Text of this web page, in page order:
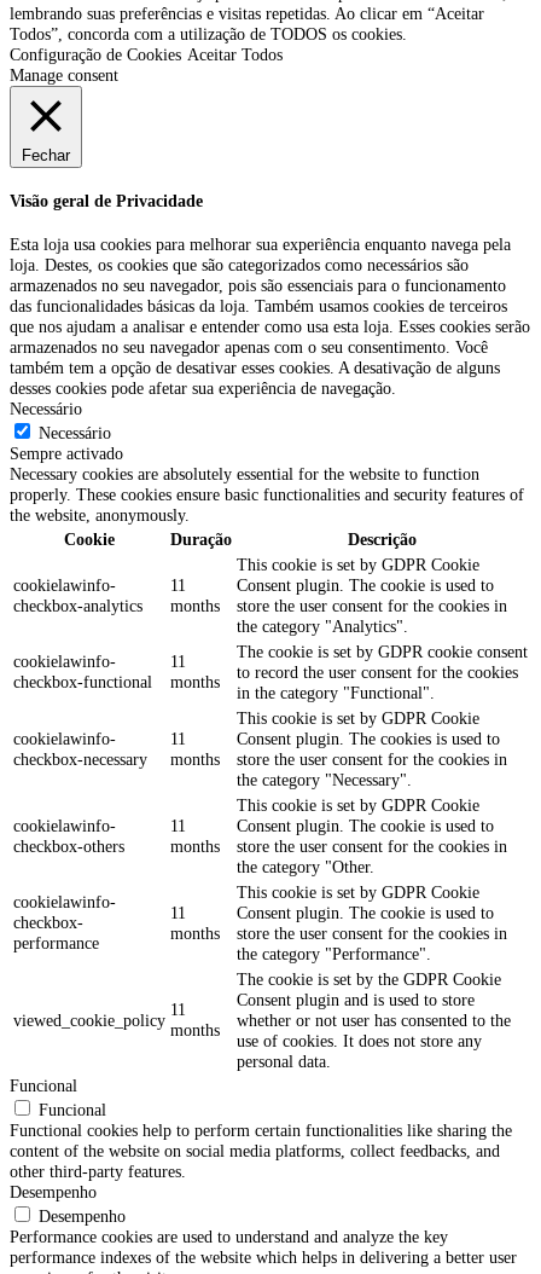
lembrando suas preferências e visitas repetidas. Ao clicar em “Aceitar
Todos”, concorda com a utilização de TODOS os cookies.
Configuração de Cookies Aceitar Todos
Manage consent
Fechar
Visão geral de Privacidade
Esta loja usa cookies para melhorar sua experiência enquanto navega pela
loja. Destes, os cookies que são categorizados como necessários são
armazenados no seu navegador, pois são essenciais para o funcionamento
das funcionalidades básicas da loja. Também usamos cookies de terceiros
que nos ajudam a analisar e entender como usa esta loja. Esses cookies serão
armazenados no seu navegador apenas com o seu consentimento. Você
também tem a opção de desativar esses cookies. A desativação de alguns
desses cookies pode afetar sua experiência de navegação.
Necessário
Necessário
Sempre activado
Necessary cookies are absolutely essential for the website to function
properly. These cookies ensure basic functionalities and security features of
the website, anonymously.
Cookie
Duração Descrição
cookielawinfo-
checkbox-analytics
11
months
This cookie is set by GDPR Cookie
Consent plugin. The cookie is used to
store the user consent for the cookies in
the category "Analytics".
cookielawinfo-
checkbox-functional
11
months
The cookie is set by GDPR cookie consent
to record the user consent for the cookies
in the category "Functional".
cookielawinfo-
checkbox-necessary
11
months
This cookie is set by GDPR Cookie
Consent plugin. The cookies is used to
store the user consent for the cookies in
the category "Necessary".
cookielawinfo-
checkbox-others
11
months
This cookie is set by GDPR Cookie
Consent plugin. The cookie is used to
store the user consent for the cookies in
the category "Other.
cookielawinfo-
checkbox-
performance
11
months
This cookie is set by GDPR Cookie
Consent plugin. The cookie is used to
store the user consent for the cookies in
the category "Performance".
viewed_cookie_policy
11
months
The cookie is set by the GDPR Cookie
Consent plugin and is used to store
whether or not user has consented to the
use of cookies. It does not store any
personal data.
Funcional
Funcional
Functional cookies help to perform certain functionalities like sharing the
content of the website on social media platforms, collect feedbacks, and
other third-party features.
Desempenho
Desempenho
Performance cookies are used to understand and analyze the key
performance indexes of the website which helps in delivering a better user